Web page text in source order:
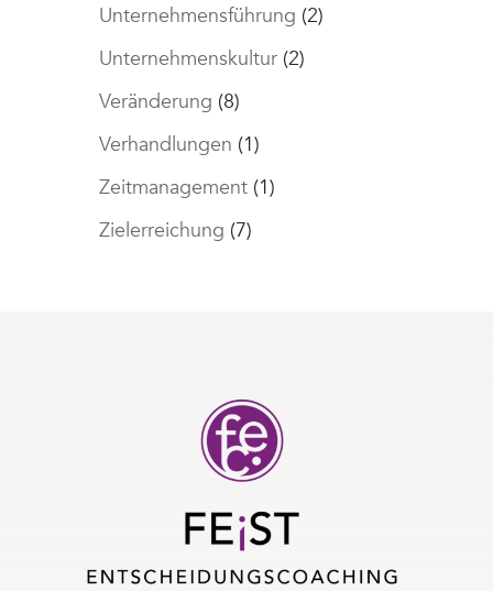
Unternehmensführung (2)
Unternehmenskultur(2)
Veränderung (8)
Verhandlungen (1)
Zeitmanagement(1)
Zielerreichung (7)